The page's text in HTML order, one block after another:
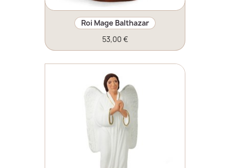
Roi Mage Balthazar
53,00 €